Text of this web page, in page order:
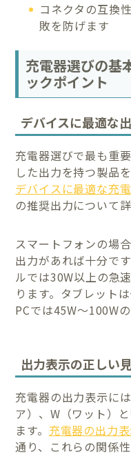
コネクタの互換
敗を防げます
充電器選びの基
ックポイント
デバイスに最適な
充電器選びで最も重
した出力を持つ製品
デバイスに最適な充
の推奨出力について
スマートフォンの場
出力があれば十分で
ルでは30W以上の急
ります。タブレット
PCでは45W～100W
出力表示の正しい
充電器の出力表示に
ア）、W（ワット）
ます。 充電器の出力
通り、これらの関係